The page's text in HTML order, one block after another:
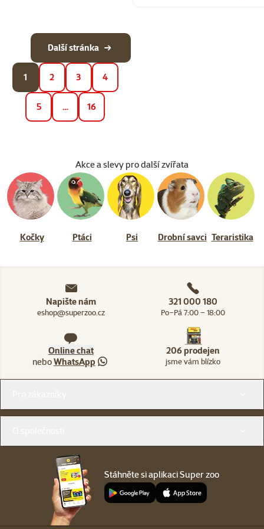
1 2 3 4
5 … 16
Další stránka
Akce a slevy pro další zvířata
Kočky Ptáci Psi Drobní savci Teraristika
Napište nám
eshop@superzoo.cz
321 000 180
Po–Pá 7:00 – 18:00
Online chat
neboWhatsApp
206 prodejen
jsme vám blízko
Stáhněte si aplikaci Super zoo